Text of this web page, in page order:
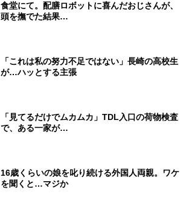
食堂にて。配膳ロボットに喜んだおじさんが、
頭を撫でた結果…
「これは私の努力不足ではない」長崎の高校生
が…ハッとする主張
「見てるだけでムカムカ」TDL入口の荷物検査
で、ある一家が…
16歳くらいの娘を叱り続ける外国人両親。ワケ
を聞くと…マジか